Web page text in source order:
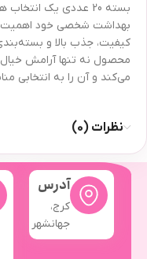
بسته 20 عددی یک
بهداشت شخصی خود اهمیت
کیفیت، جذب بالا و
محصول نه تنها آرامش
می‌کند و آن را به انتخابی
نظرات (0)
آدرس
کرج،
جهانشهر